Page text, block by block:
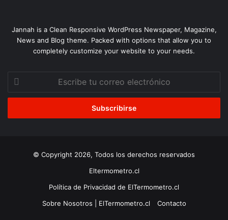
Jannah is a Clean Responsive WordPress Newspaper, Magazine,
News and Blog theme. Packed with options that allow you to
completely customize your website to your needs.
correo
© Copyright 2026, Todos los derechos reservados
Eltermometro.cl
Política de Privacidad de ElTermometro.cl
Sobre Nosotros | ElTermometro.cl
Contacto